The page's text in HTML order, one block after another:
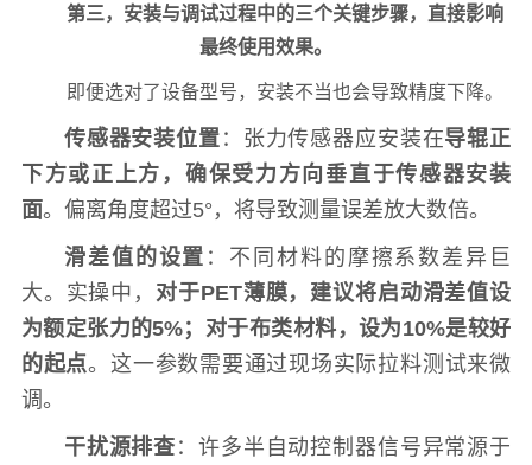
第三，安装与调试过程中的三个关键步骤，直接影响
最终使用效果。
即便选对了设备型号，安装不当也会导致精度下降。
传感器安装位置 ：张力传感器应安装在导辊正
下方或正上方，确保受力方向垂直于传感器安装
面。偏离角度超过5°，将导致测量误差放大数倍。
滑差值的设置 ：不同材料的摩擦系数差异巨
大。实操中，对于PET薄膜，建议将启动滑差值设
为额定张力的5%；对于布类材料，设为10%是较好
的起点。这一参数需要通过现场实际拉料测试来微
调。
干扰源排查 ：许多半自动控制器信号异常源于